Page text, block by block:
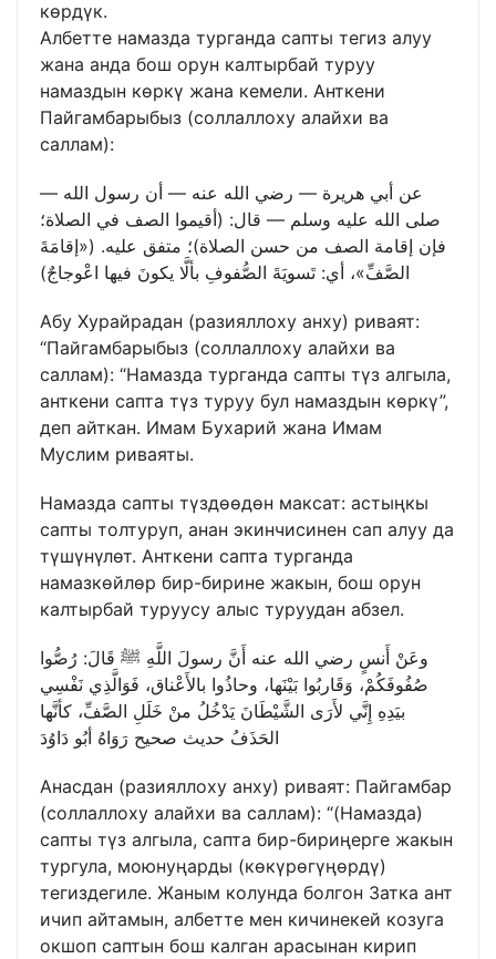
көрдүк.
Албетте намазда турганда сапты тегиз алуу
жана анда бош орун калтырбай туруу
намаздын көркү жана кемели. Анткени
Пайгамбарыбыз (соллаллоху алайхи ва
саллам):
عن أبي هريرة — رضي الله عنه — أن رسول الله —
صلى الله عليه وسلم — قال: (أقيموا الصف في الصلاة؛
فإن إقامة الصف من حسن الصلاة)؛ متفق عليه. («إقامَةَ
الصَّفِّ»، أي: تَسويَةَ الصُّفوفِ بألَّا يكونَ فيها اعْوجاجٌ)
Абу Хурайрадан (разияллоху анху) риваят:
“Пайгамбарыбыз (соллаллоху алайхи ва
саллам): “Намазда турганда сапты түз алгыла,
анткени сапта түз туруу бул намаздын көркү”,
деп айткан. Имам Бухарий жана Имам
Муслим риваяты.
Намазда сапты түздөөдөн максат: астыңкы
сапты толтуруп, анан экинчисинен сап алуу да
түшүнүлөт. Анткени сапта турганда
намазкөйлөр бир-бирине жакын, бош орун
калтырбай туруусу алыс туруудан абзел.
وعَنْ أَنسٍ رضي الله عنه أَنَّ رسولَ اللَّهِ ﷺ قَالَ: رُصُّوا
صُفُوفَكُمْ، وَقَاربُوا بَيْنَها، وحاذُوا بالأَعْناق، فَوَالَّذِي نَفْسِي
بيَدِهِ إِنَّي لأَرَى الشَّيْطَانَ يَدْخُلُ منْ خَلَلِ الصَّفِّ، كأنَّها
الحَذَفُ حديث صحيح رَوَاهُ أبُو دَاوُدَ
Анасдан (разияллоху анху) риваят: Пайгамбар
(соллаллоху алайхи ва саллам): “(Намазда)
сапты түз алгыла, сапта бир-бириңерге жакын
тургула, моюнуңарды (көкүрөгүңөрдү)
тегиздегиле. Жаным колунда болгон Затка ант
ичип айтамын, албетте мен кичинекей козуга
окшоп саптын бош калган арасынан кирип